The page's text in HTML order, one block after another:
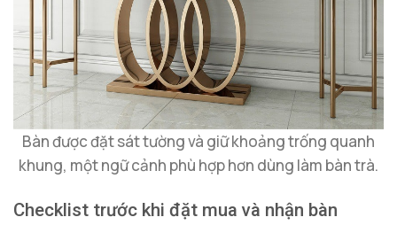
Bàn được đặt sát tường và giữ khoảng trống quanh
khung, một ngữ cảnh phù hợp hơn dùng làm bàn trà.
Checklist trước khi đặt mua và nhận bàn